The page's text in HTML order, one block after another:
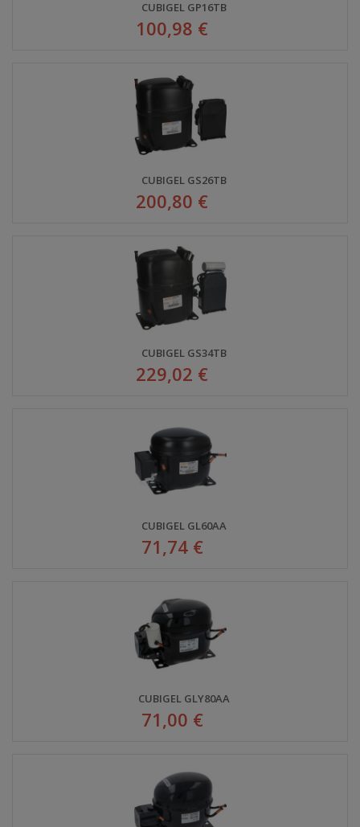
CUBIGEL GP16TB
100,98 €
CUBIGEL GS26TB
200,80 €
CUBIGEL GS34TB
229,02 €
CUBIGEL GL60AA
71,74 €
CUBIGEL GLY80AA
71,00 €